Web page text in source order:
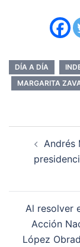
DÍA A DÍA
MARGARITA
entradas
Andrés
Al resolver
Acción
López